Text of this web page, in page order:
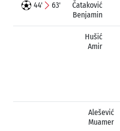
44' 63'
Čataković
Benjamin
Hušić
Amir
Alešević
Muamer